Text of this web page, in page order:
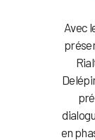
Avec
en